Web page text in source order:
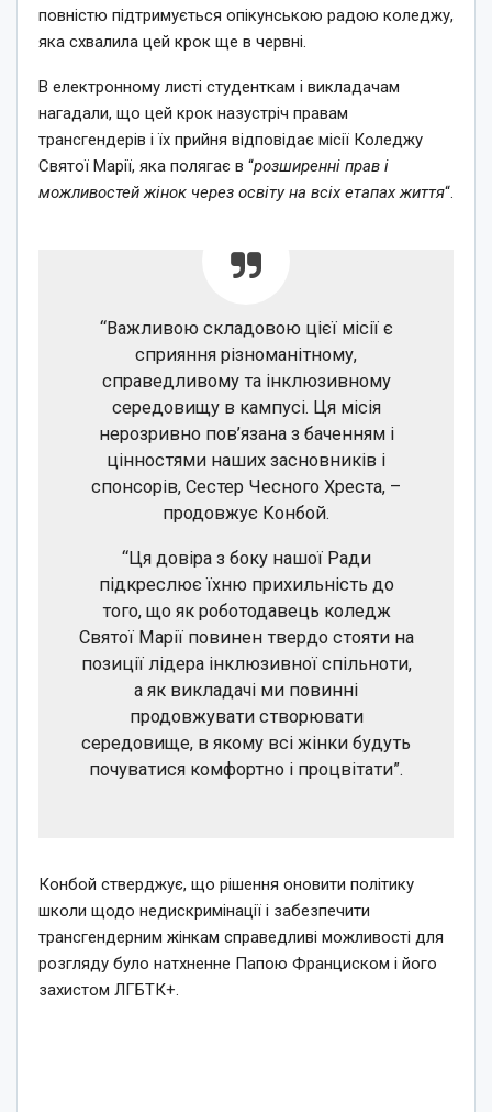
повністю підтримується опікунською радою коледжу,
яка схвалила цей крок ще в червні.
В електронному листі студенткам і викладачам
нагадали, що цей крок назустріч правам
трансгендерів і їх прийня відповідає місії Коледжу
Святої Марії, яка полягає в “розширенні прав і
можливостей жінок через освіту на всіх етапах життя“.
“Важливою складовою цієї місії є
сприяння різноманітному,
справедливому та інклюзивному
середовищу в кампусі. Ця місія
нерозривно пов’язана з баченням і
цінностями наших засновників і
спонсорів, Сестер Чесного Хреста, –
продовжує Конбой.
“Ця довіра з боку нашої Ради
підкреслює їхню прихильність до
того, що як роботодавець коледж
Святої Марії повинен твердо стояти на
позиції лідера інклюзивної спільноти,
а як викладачі ми повинні
продовжувати створювати
середовище, в якому всі жінки будуть
почуватися комфортно і процвітати”.
Конбой стверджує, що рішення оновити політику
школи щодо недискримінації і забезпечити
трансгендерним жінкам справедливі можливості для
розгляду було натхненне Папою Франциском і його
захистом ЛГБТК+.